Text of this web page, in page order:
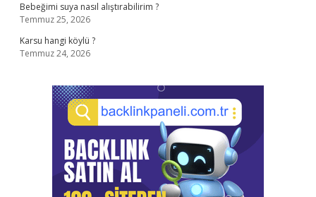
Bebeğimi suya nasıl alıştırabilirim ?
Temmuz 25, 2026
Karsu hangi köylü ?
Temmuz 24, 2026